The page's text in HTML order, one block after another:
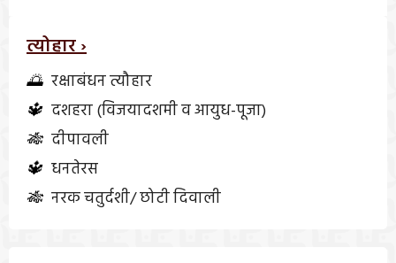
त्योहार ›
🌅 रक्षाबंधन त्यौहार
🔱 दशहरा (विजयादशमी व आयुध-पूजा)
🎋 दीपावली
🔱 धनतेरस
🎋 नरक चतुर्दशी/ छोटी दिवाली